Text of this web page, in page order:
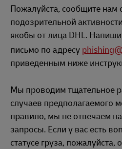
Пожалуйста, сообщите нам
подозрительной
якобы от лица DHL.
письмо по адресу
приведенным ниже
Мы проводим тщательное
случаев предполагаемого
правило, мы не отвечаем
запросы. Если у вас есть
статусе груза, пожалуйста,